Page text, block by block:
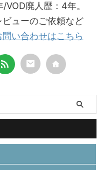
廃人歴：4年。
ューのご依頼など
問い合わせはこちら